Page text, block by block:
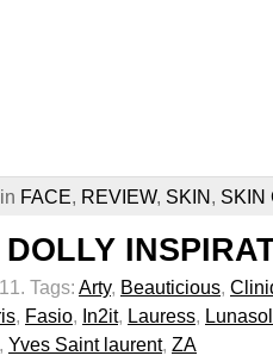
FACE, REVIEW, SKIN, SKIN
Tags: Arty, Beauticious,
, Fasio, In2it, Lauress, Lunasol
, Yves Saint laurent, ZA